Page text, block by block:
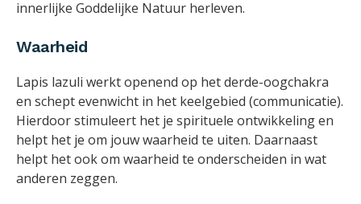
innerlijke Goddelijke Natuur herleven.
Waarheid
Lapis lazuli werkt openend op het derde-oogchakra
en schept evenwicht in het keelgebied (communicatie).
Hierdoor stimuleert het je spirituele ontwikkeling en
helpt het je om jouw waarheid te uiten. Daarnaast
helpt het ook om waarheid te onderscheiden in wat
anderen zeggen.